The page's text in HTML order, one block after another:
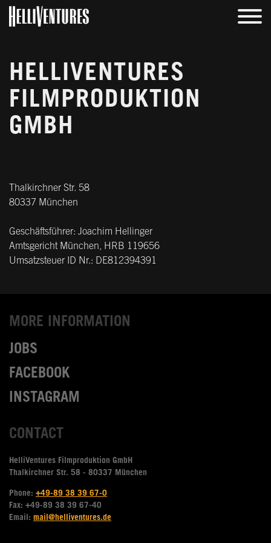
HELLIVENTURES
FILMPRODUKTION
GMBH
Thalkirchner Str. 58
80337 München
Geschäftsführer: Joachim Hellinger
Amtsgericht München, HRB 119656
Umsatzsteuer ID Nr.: DE812394391
MORE INFORMATION
JOBS
FACEBOOK
INSTAGRAM
CONTACT
HelliVentures Filmproduktion GmbH
Thalkirchner Str. 58 - 80337 München
Phone: +49-89 38 39 67-0
Fax: +49-89 38 39 67-40
Email: mail@helliventures.de